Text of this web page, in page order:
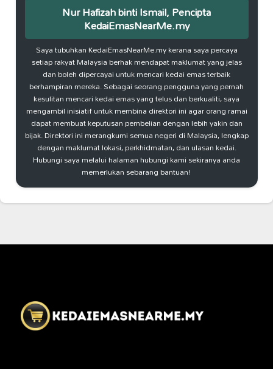
Nur Hafizah binti Ismail, Pencipta
KedaiEmasNearMe.my
Saya tubuhkan KedaiEmasNearMe.my kerana saya percaya
setiap rakyat Malaysia berhak mendapat maklumat yang jelas
dan boleh dipercayai untuk mencari kedai emas terbaik
berhampiran mereka. Sebagai seorang pengguna yang pernah
kesulitan mencari kedai emas yang telus dan berkualiti, saya
mengambil inisiatif untuk membina direktori ini agar orang ramai
dapat membuat keputusan pembelian dengan lebih yakin dan
bijak. Direktori ini merangkumi semua negeri di Malaysia, lengkap
dengan maklumat lokasi, perkhidmatan, dan ulasan kedai.
Hubungi saya melalui halaman hubungi kami sekiranya anda
memerlukan sebarang bantuan!